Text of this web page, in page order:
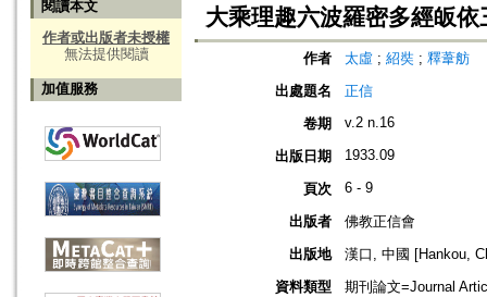
閱讀本文
作者或出版者未授權
無法提供閱讀
加值服務
大乘理趣六波羅密多經皈
作者 太虛 ; 紹奘 ; 釋葦舫
出處題名
正信
卷期
v.2 n.16
出版日期 1933.09
頁次 6 - 9
出版者
佛教正信會
出版地
漢口, 中國 [Hankou,
資料類型
期刊論文=Journal